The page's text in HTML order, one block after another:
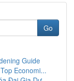
Go
Guide
Economi...